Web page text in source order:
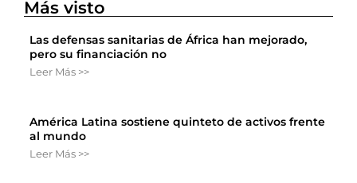
Más visto
Las defensas sanitarias de África han mejorado,
pero su financiación no
Leer Más >>
América Latina sostiene quinteto de activos frente
al mundo
Leer Más >>